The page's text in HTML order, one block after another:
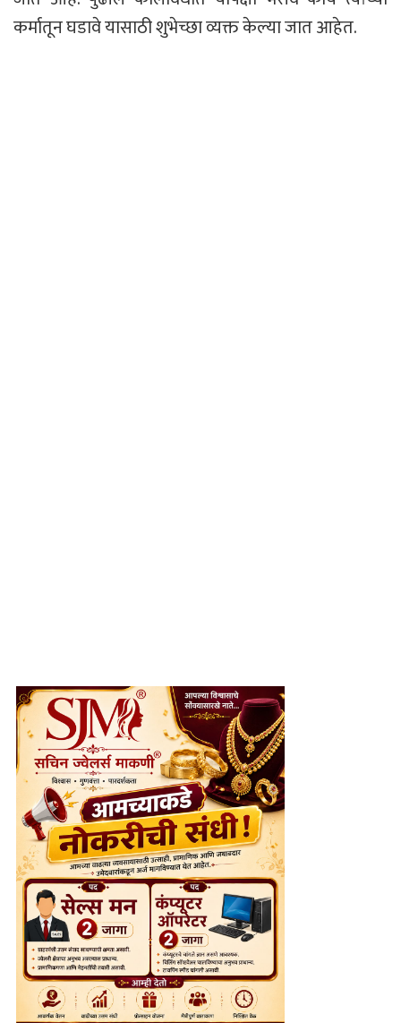
कर्मातून घडावे यासाठी शुभेच्छा व्यक्त केल्या जात आहेत.